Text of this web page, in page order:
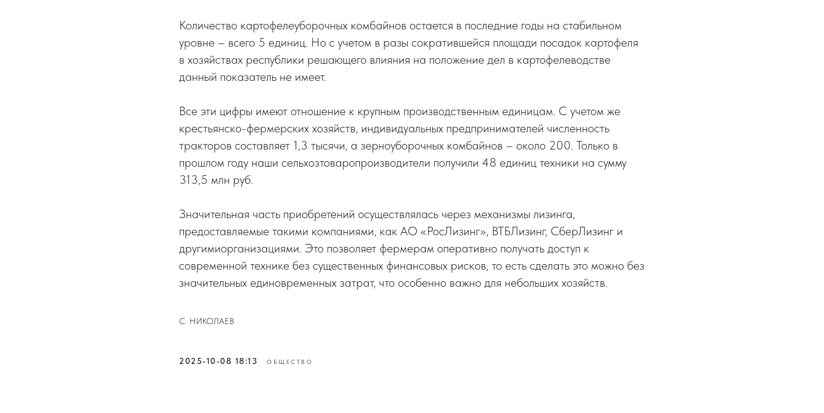
Количество картофелеуборочных комбайнов остается в последние годы на стабильном
уровне – всего 5 единиц. Но с учетом в разы сократившейся площади посадок картофеля
в хозяйствах республики решающего влияния на положение дел в картофелеводстве
данный показатель не имеет.
Все эти цифры имеют отношение к крупным производственным единицам. С учетом же
крестьянско-фермерских хозяйств, индивидуальных предпринимателей численность
тракторов составляет 1,3 тысячи, а зерноуборочных комбайнов – около 200. Только в
прошлом году наши сельхозтоваропроизводители получили 48 единиц техники на сумму
313,5 млн руб.
Значительная часть приобретений осуществлялась через механизмы лизинга,
предоставляемые такими компаниями, как АО «РосЛизинг», ВТБЛизинг, СберЛизинг и
другимиорганизациями. Это позволяет фермерам оперативно получать доступ к
современной технике без существенных финансовых рисков, то есть сделать это можно без
значительных единовременных затрат, что особенно важно для небольших хозяйств.
С. НИКОЛАЕВ
2025-10-08 18:13 ОБЩЕСТВО